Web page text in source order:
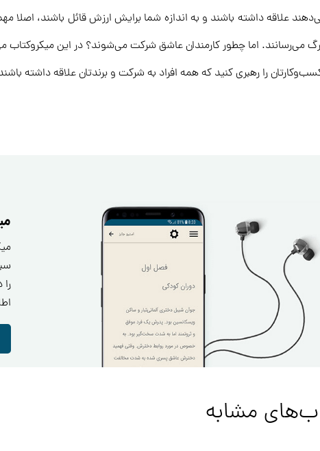
علاقه داشته باشند و به اندازه شما برایش ارزش قائل باشند،
می‌رسانند. اما چطور کارمندان عاشق شرکت می‌شوند؟ در این
را رهبری کنید که همه افراد به شرکت و برندتان علاقه داشته
مشابه